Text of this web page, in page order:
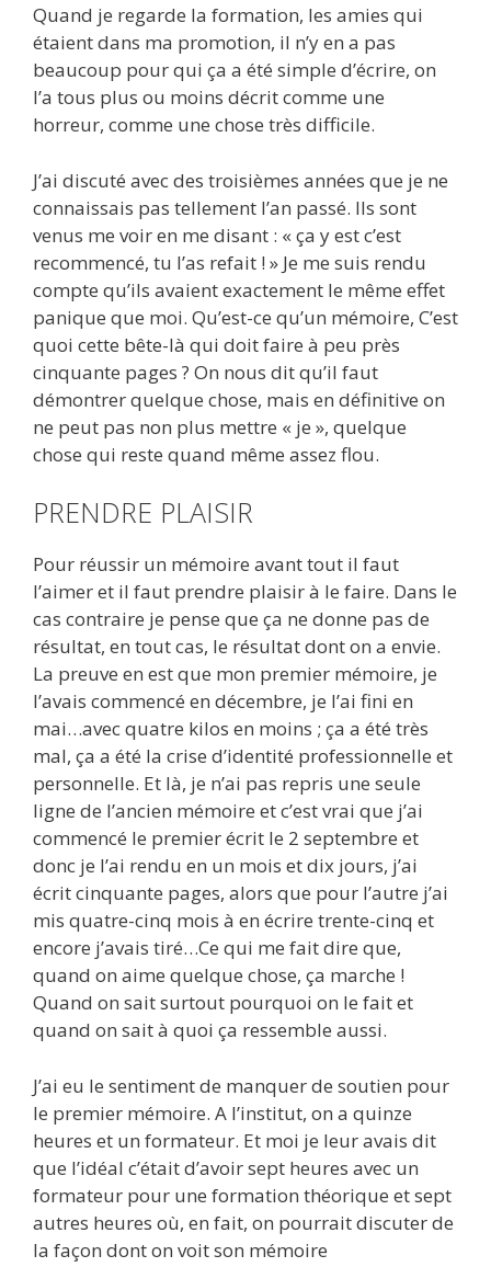
Quand je regarde la formation, les amies qui
étaient dans ma promotion, il n’y en a pas
beaucoup pour qui ça a été simple d’écrire, on
l’a tous plus ou moins décrit comme une
horreur, comme une chose très difficile.
J’ai discuté avec des troisièmes années que je ne
connaissais pas tellement l’an passé. Ils sont
venus me voir en me disant : « ça y est c’est
recommencé, tu l’as refait ! » Je me suis rendu
compte qu’ils avaient exactement le même effet
panique que moi. Qu’est-ce qu’un mémoire, C’est
quoi cette bête-là qui doit faire à peu près
cinquante pages ? On nous dit qu’il faut
démontrer quelque chose, mais en définitive on
ne peut pas non plus mettre « je », quelque
chose qui reste quand même assez flou.
PRENDRE PLAISIR
Pour réussir un mémoire avant tout il faut
l’aimer et il faut prendre plaisir à le faire. Dans le
cas contraire je pense que ça ne donne pas de
résultat, en tout cas, le résultat dont on a envie.
La preuve en est que mon premier mémoire, je
l’avais commencé en décembre, je l’ai fini en
mai…avec quatre kilos en moins ; ça a été très
mal, ça a été la crise d’identité professionnelle et
personnelle. Et là, je n’ai pas repris une seule
ligne de l’ancien mémoire et c’est vrai que j’ai
commencé le premier écrit le 2 septembre et
donc je l’ai rendu en un mois et dix jours, j’ai
écrit cinquante pages, alors que pour l’autre j’ai
mis quatre-cinq mois à en écrire trente-cinq et
encore j’avais tiré…Ce qui me fait dire que,
quand on aime quelque chose, ça marche !
Quand on sait surtout pourquoi on le fait et
quand on sait à quoi ça ressemble aussi.
J’ai eu le sentiment de manquer de soutien pour
le premier mémoire. A l’institut, on a quinze
heures et un formateur. Et moi je leur avais dit
que l’idéal c’était d’avoir sept heures avec un
formateur pour une formation théorique et sept
autres heures où, en fait, on pourrait discuter de
la façon dont on voit son mémoire